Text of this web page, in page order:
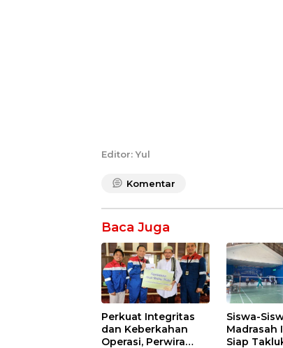
Editor: Yul
Komentar
Baca Juga
Perkuat Integritas
dan Keberkahan
Operasi, Perwira
Siswa-
Madrasah
Siap